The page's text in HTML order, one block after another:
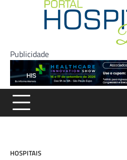
Publicidade
HOSPITAIS